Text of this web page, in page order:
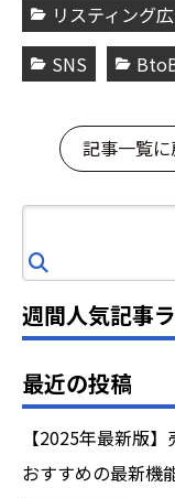
リスティング
SNS
記事一覧に
索
週間人気記事
最近の投稿
【2025年最新版
おすすめの最新機